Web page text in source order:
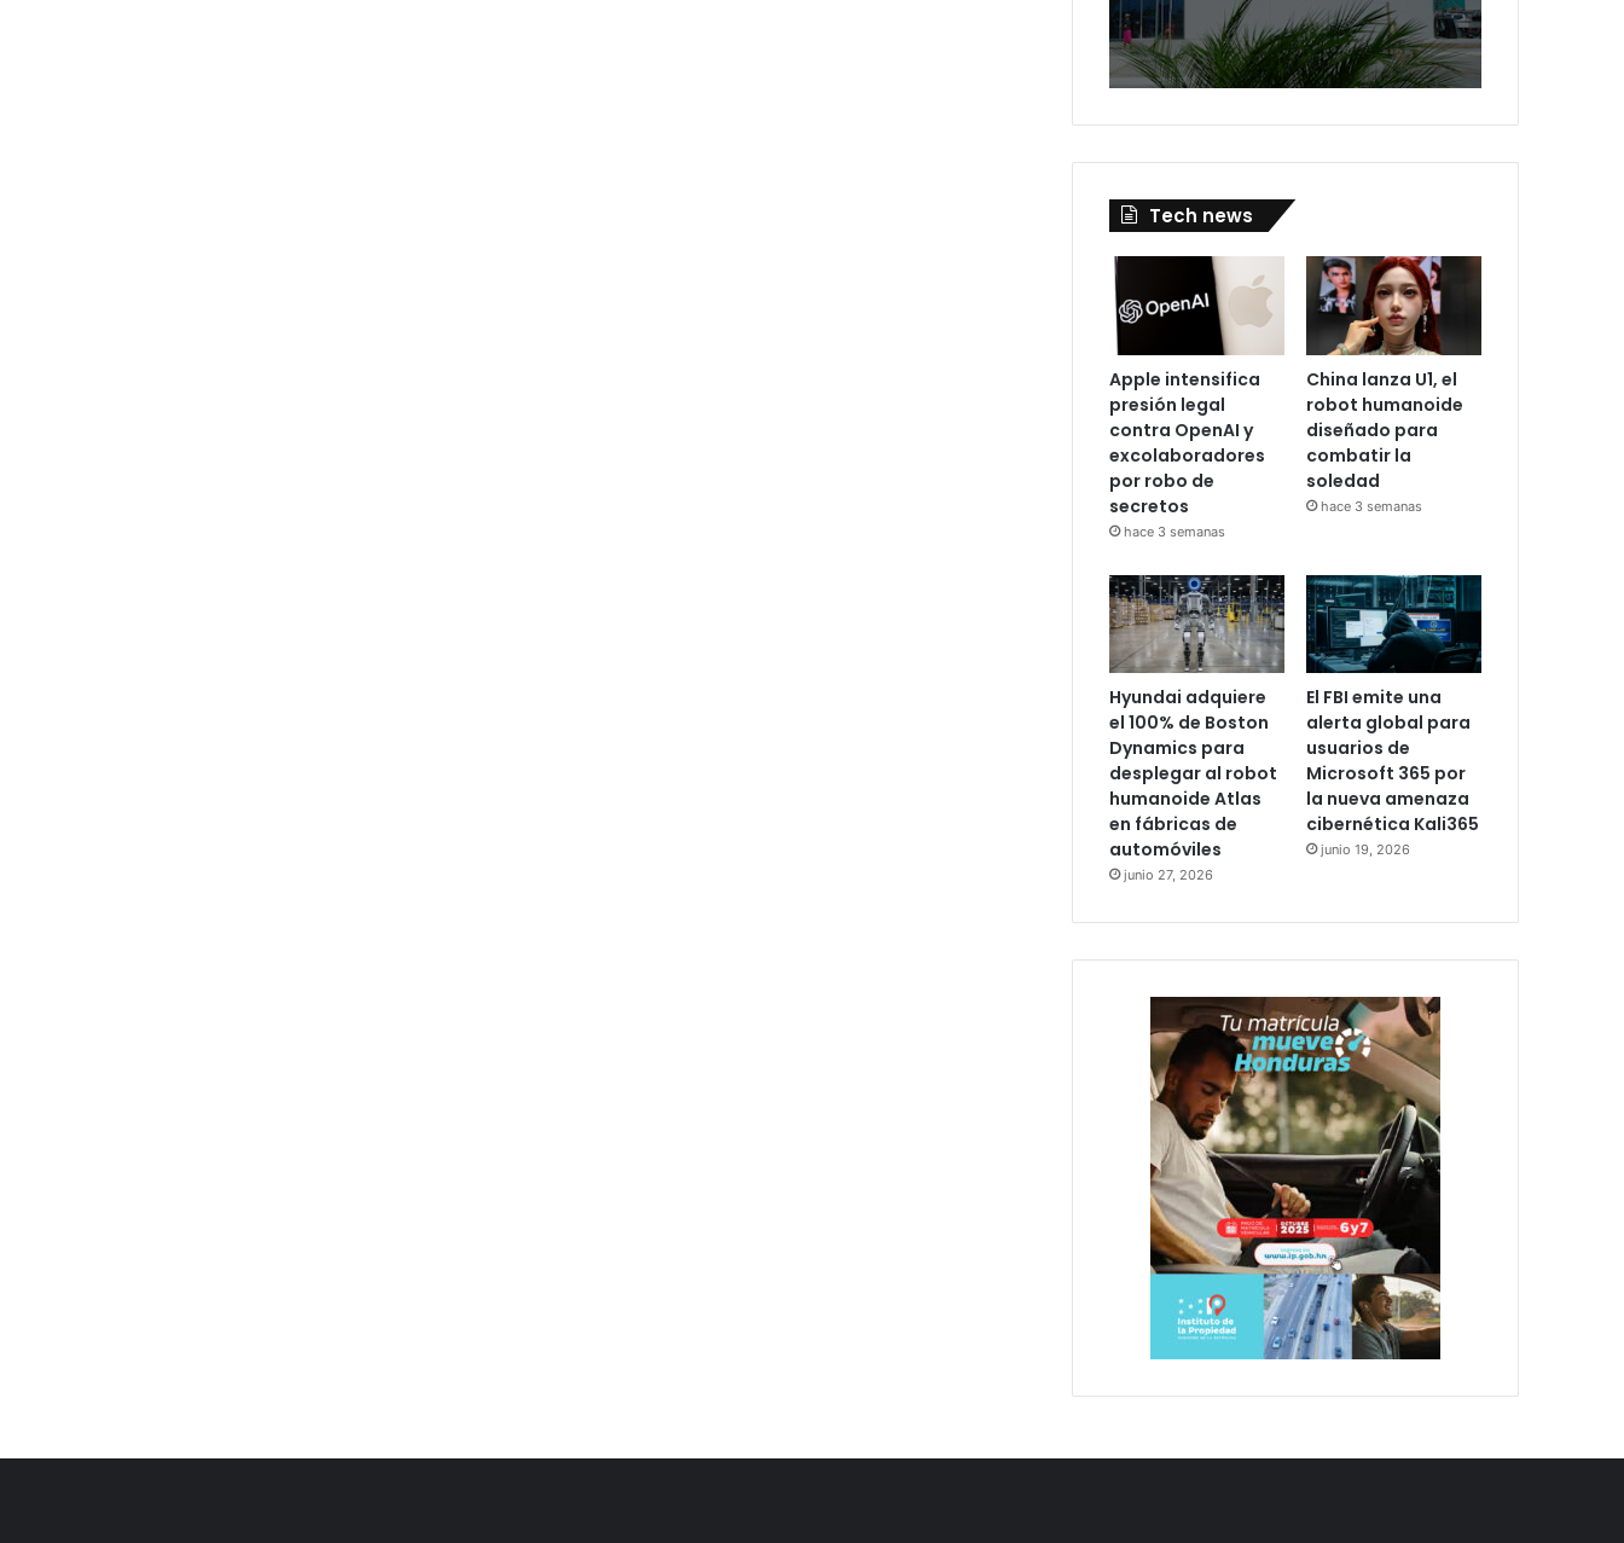
Tech news
Apple intensifica
presión legal
contra OpenAI y
excolaboradores
por robo de
secretos
hace 3 semanas
China lanza U1, el
robot humanoide
diseñado para
combatir la
soledad
hace 3 semanas
Hyundai adquiere
el 100% de Boston
Dynamics para
desplegar al robot
humanoide Atlas
en fábricas de
automóviles
junio 27, 2026
El FBI emite una
alerta global para
usuarios de
Microsoft 365 por
la nueva amenaza
cibernética Kali365
junio 19, 2026